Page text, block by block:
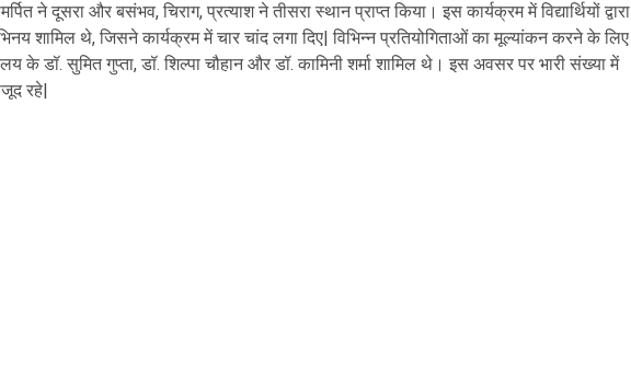
ने दूसरा और बसंभव, चिराग, प्रत्याश ने तीसरा स्थान प्राप्त किया। इस कार्यक्रम में विद्यार्थियों द्वारा
शामिल थे, जिसने कार्यक्रम में चार चांद लगा दिए| विभिन्न प्रतियोगिताओं का मूल्यांकन करने के लिए
के डॉ. सुमित गुप्ता, डॉ. शिल्पा चौहान और डॉ. कामिनी शर्मा शामिल थे। इस अवसर पर भारी संख्या में
रहे|